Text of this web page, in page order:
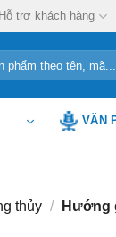
Hỗ trợ khách hàng
VĂN
thủy / Hướng